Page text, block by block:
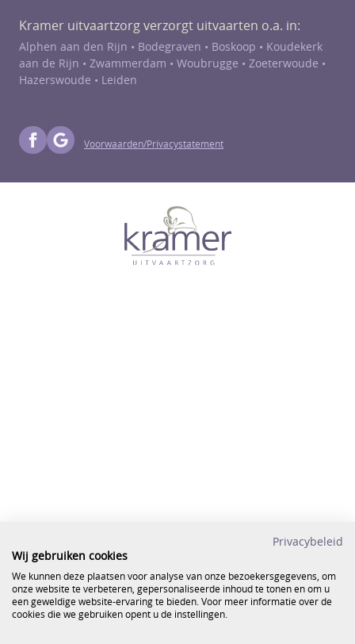
Kramer uitvaartzorg verzorgt uitvaarten o.a. in:
Alphen aan den Rijn • Bodegraven • Boskoop • Koudekerk
aan de Rijn • Zwammerdam • Woubrugge • Zoeterwoude •
Hazerswoude • Leiden
Voorwaarden/Privacystatement
Privacybeleid
Wij gebruiken cookies
We kunnen deze plaatsen voor analyse van onze bezoekersgegevens, om
onze website te verbeteren, gepersonaliseerde inhoud te tonen en om u
een geweldige website-ervaring te bieden. Voor meer informatie over de
cookies die we gebruiken opent u de instellingen.